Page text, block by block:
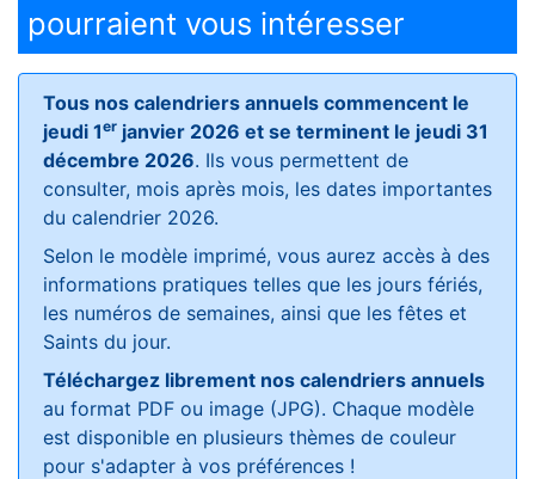
pourraient vous intéresser
Tous nos calendriers annuels commencent le
jeudi 1er janvier 2026 et se terminent le jeudi 31
décembre 2026. Ils vous permettent de
consulter, mois après mois, les dates importantes
du calendrier 2026.
Selon le modèle imprimé, vous aurez accès à des
informations pratiques telles que les jours fériés,
les numéros de semaines, ainsi que les fêtes et
Saints du jour.
Téléchargez librement nos calendriers annuels
au format PDF ou image (JPG). Chaque modèle
est disponible en plusieurs thèmes de couleur
pour s'adapter à vos préférences !